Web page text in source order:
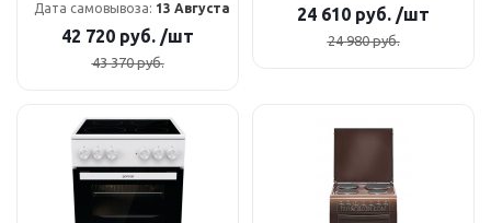
Дата самовывоза: 13 Августа
42 720 руб. /шт
43 370руб.
24 610 руб. /шт
24 980руб.